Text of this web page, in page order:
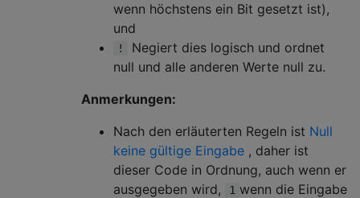
wenn höchstens ein Bit gesetzt ist),
und
!
Negiert dies logisch und ordnet
null und alle anderen Werte null zu.
Anmerkungen:
Nach den erläuterten Regeln ist Null
keine gültige Eingabe , daher ist
dieser Code in Ordnung, auch wenn er
ausgegeben wird,
1 wenn die Eingabe